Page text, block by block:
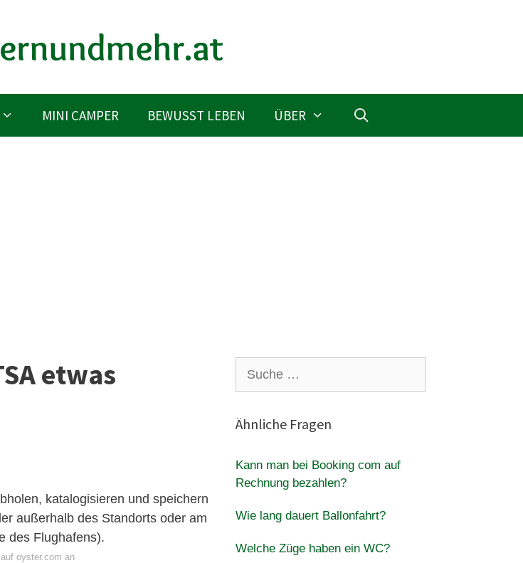
MINI CAMPER BEWUSST LEBEN ÜBER
etwas
katalogisieren und speichern
außerhalb des Standorts oder am
des Flughafens).
oyster.com an
nach:
Ähnliche Fragen
Kann man bei Booking com auf
Rechnung bezahlen?
Wie lang dauert Ballonfahrt?
Welche Züge haben ein WC?